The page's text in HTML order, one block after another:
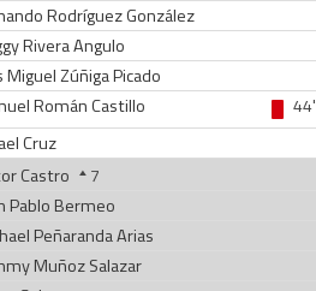
Rodríguez González
Rivera Angulo
Miguel Zúñiga Picado
Román Castillo
44'
Cruz
Castro
7
Pablo Bermeo
Peñaranda Arias
Muñoz Salazar